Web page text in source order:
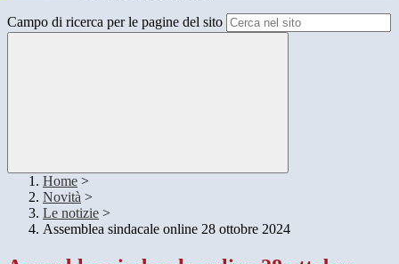
Campo di ricerca per le pagine del sito
Home >
Novità >
Le notizie >
Assemblea sindacale online 28 ottobre 2024